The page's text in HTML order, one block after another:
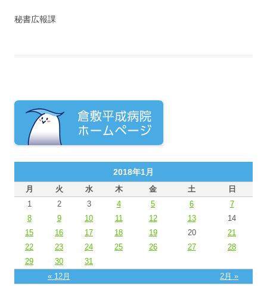
秘書広報課
2018年1月
月 火 水 木 金 土 日
« 12月 2月 »
1 2 3 4 5 6
7
8
9 10 11 12 13
14
15
16 17 18 19 20
21
22
23 24 25 26 27
28
29
30 31